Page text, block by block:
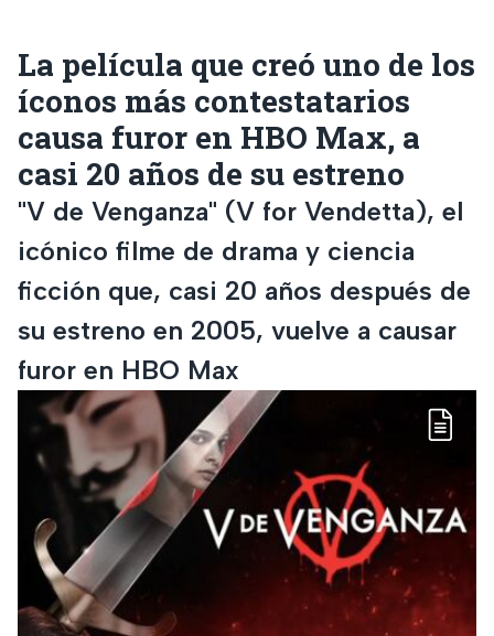
La película que creó uno de los
íconos más contestatarios
causa furor en HBO Max, a
casi 20 años de su estreno
"V de Venganza" (V for Vendetta), el
icónico filme de drama y ciencia
ficción que, casi 20 años después de
su estreno en 2005, vuelve a causar
furor en HBO Max